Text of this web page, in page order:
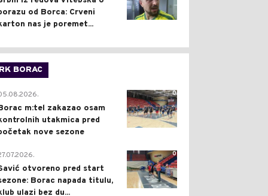
od Borca: Crveni
nas je poremet...
RK BORAC
0
m:tel zakazao osam
utakmica pred
nove sezone
0
otvoreno pred start
Borac napada titulu,
ulazi bez du...